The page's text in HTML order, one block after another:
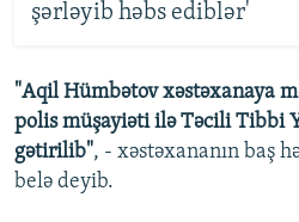
şərləyib həbs ediblər'
"Aqil Hümbətov xəstəxanaya
polis müşayiəti ilə Təcili Tibbi
gətirilib", - xəstəxananın baş
belə deyib.